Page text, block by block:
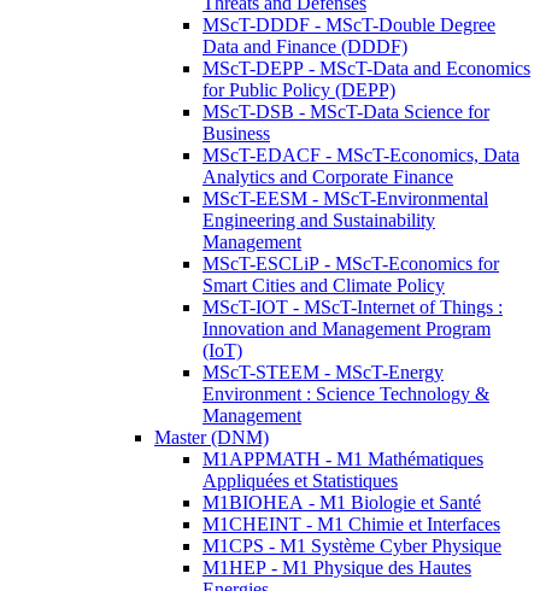
MScT-DDDF - MScT-Double Degree
Data and Finance (DDDF)
MScT-DEPP - MScT-Data and Economics
for Public Policy (DEPP)
MScT-DSB - MScT-Data Science for
Business
MScT-EDACF - MScT-Economics, Data
Analytics and Corporate Finance
MScT-EESM - MScT-Environmental
Engineering and Sustainability
Management
MScT-ESCLiP - MScT-Economics for
Smart Cities and Climate Policy
MScT-IOT - MScT-Internet of Things :
Innovation and Management Program
(IoT)
MScT-STEEM - MScT-Energy
Environment : Science Technology &
Management
Master (DNM)
M1APPMATH - M1 Mathématiques
Appliquées et Statistiques
M1BIOHEA - M1 Biologie et Santé
M1CHEINT - M1 Chimie et Interfaces
M1CPS - M1 Système Cyber Physique
M1HEP - M1 Physique des Hautes